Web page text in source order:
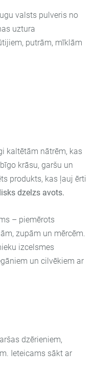
valsts pulveris no
uztura
putrām, mīklām
kaltētām nātrēm, kas
krāsu, garšu un
produkts, kas ļauj ērti
dzelzs avots.
– piemērots
zupām un mērcēm.
izcelsmes
un cilvēkiem ar
dzērieniem,
Ieteicams sākt ar